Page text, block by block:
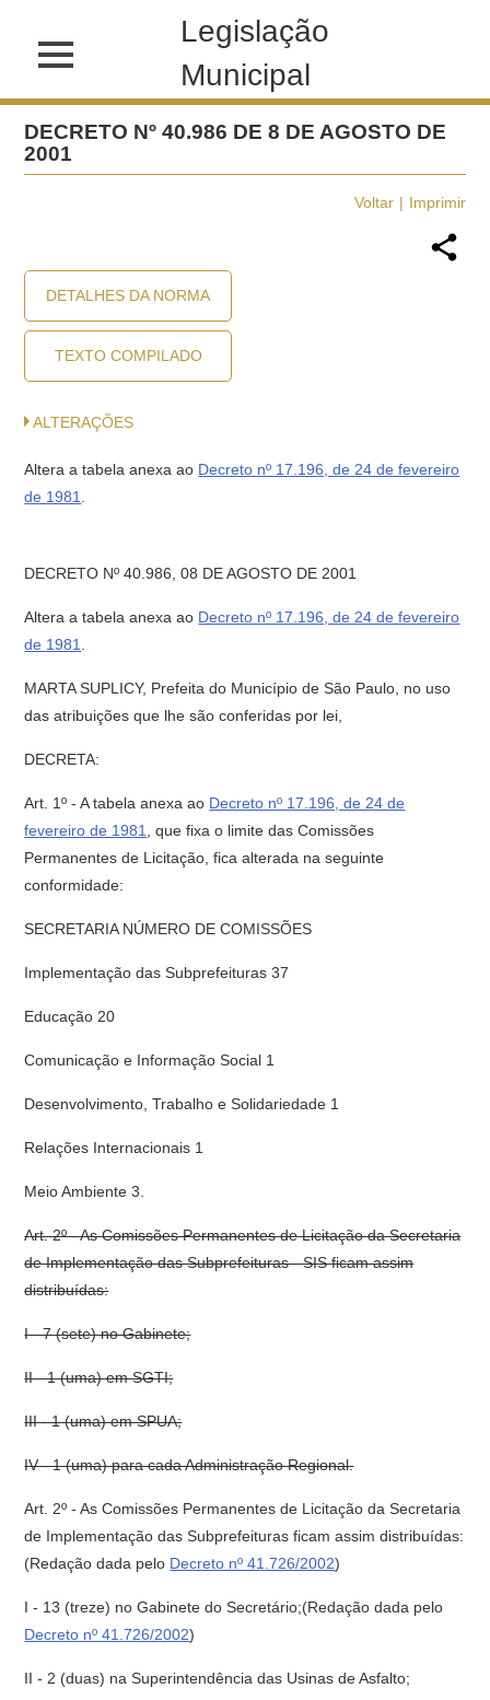
Legislação
Municipal
DECRETO Nº 40.986 DE 8 DE AGOSTO DE
2001
Voltar Imprimir
DETALHES DA NORMA
TEXTO COMPILADO
ALTERAÇÕES
Altera a tabela anexa ao Decreto nº 17.196, de 24 de fevereiro
de 1981
DECRETO Nº 40.986, 08 DE AGOSTO DE 2001
Altera a tabela anexa ao Decreto nº 17.196, de 24 de fevereiro
de 1981
MARTA SUPLICY, Prefeita do Município de São Paulo, no uso
das atribuições que lhe são conferidas por lei,
DECRETA:
Art. 1º - A tabela anexa ao Decreto nº 17.196, de 24 de
fevereiro de 1981
, que fixa o limite das Comissões
Permanentes de Licitação, fica alterada na seguinte
conformidade:
SECRETARIA NÚMERO DE COMISSÕES
Implementação das Subprefeituras 37
Educação 20
Comunicação e Informação Social 1
Desenvolvimento, Trabalho e Solidariedade 1
Relações Internacionais 1
Meio Ambiente 3.
Art. 2º - As Comissões Permanentes de Licitação da Secretaria
de Implementação das Subprefeituras - SIS ficam assim
distribuídas:
I - 7 (sete) no Gabinete;
II - 1 (uma) em SGTI;
III - 1 (uma) em SPUA;
IV - 1 (uma) para cada Administração Regional.
Art. 2º - As Comissões Permanentes de Licitação da Secretaria
de Implementação das Subprefeituras ficam assim distribuídas:
(Redação dada pelo Decreto nº 41.726/2002)
I - 13 (treze) no Gabinete do Secretário;(Redação dada pelo
Decreto nº 41.726/2002)
II - 2 (duas) na Superintendência das Usinas de Asfalto;